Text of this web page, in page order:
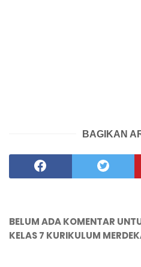
BAGIKAN
BELUM ADA KOMENTAR
KELAS 7 KURIKULUM